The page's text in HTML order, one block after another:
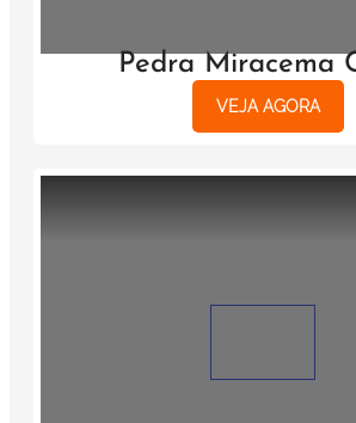
Pedra Miracema
VEJA AGORA